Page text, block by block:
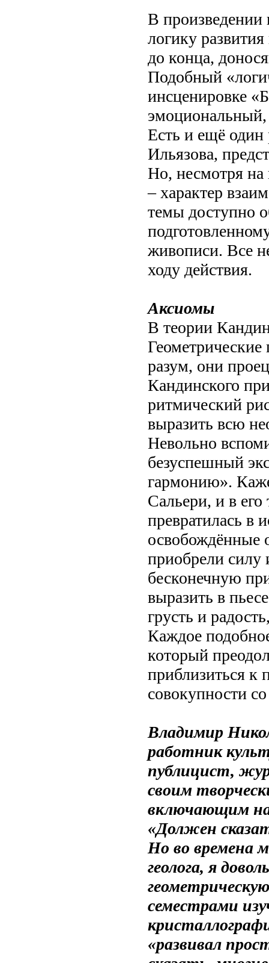
В произведении
логику развития
до конца,
Подобный
инсценировке
Есть и ещё
Ильязова,
Но, несмотря
– характер
темы доступно
живописи. Все
ходу действия.
Аксиомы
В теории
разум, они
Кандинского
ритмический
выразить всю
Невольно
безуспешный
гармонию».
Сальери, и в его
превратилась в
освобождённые
приобрели силу
бесконечную
выразить в
грусть и
Каждое
который
приблизиться к
совокупности
Владимир
работник
публицист,
своим
включающим
«Должен
Но во времена
геолога, я
семестрами
«развивал